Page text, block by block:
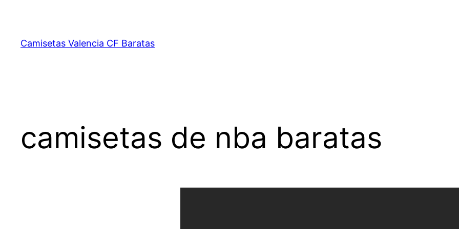
contenido
Camisetas Valencia CF Baratas
camisetas de nba baratas